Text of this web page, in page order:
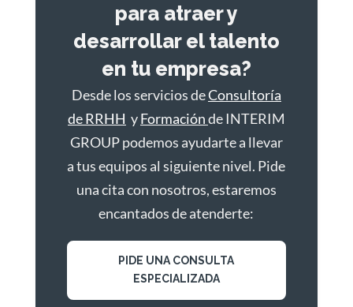
para atraer y
desarrollar el talento
en tu empresa?
Desde los servicios deConsultoría
de RRHH yFormaciónde INTERIM
GROUP podemos ayudarte a llevar
a tus equipos al siguiente nivel. Pide
una cita con nosotros, estaremos
encantados de atenderte:
PIDE UNA CONSULTA
ESPECIALIZADA